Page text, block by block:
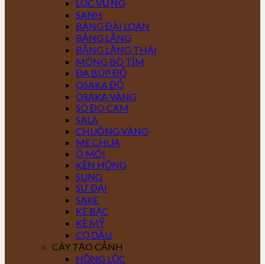
LỘC VỪNG
SANH
BÀNG ĐÀI LOAN
BẰNG LĂNG
BẰNG LĂNG THÁI
MÓNG BÒ TÍM
ĐA BÚP ĐỎ
OSAKA ĐỎ
OSAKA VÀNG
SÒ ĐO CAM
SALA
CHUÔNG VÀNG
ME CHUA
Ô MÔI
KÈN HỒNG
SUNG
SỨ ĐẠI
SAKE
KÈ BẠC
KÈ MỸ
CỌ DẦU
CÂY TẠO CẢNH
HỒNG LỘC